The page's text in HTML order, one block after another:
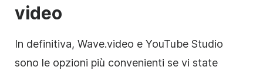
video
In definitiva, Wave.video e YouTube Studio
sono le opzioni più convenienti se vi state